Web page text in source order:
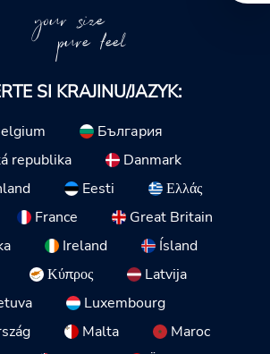
your size
pure feel
SI KRAJINU/JAZYK:
България
republika
Danmark
Eesti
Ελλάς
France
Great Britain
Ireland
Ísland
Κύπρος
Latvija
Luxembourg
Malta
Maroc